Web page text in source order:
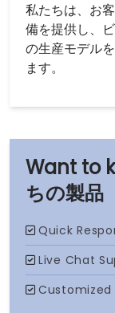
ちの製品
私たちは、お
備を提供し、
の生産モデル
ます。